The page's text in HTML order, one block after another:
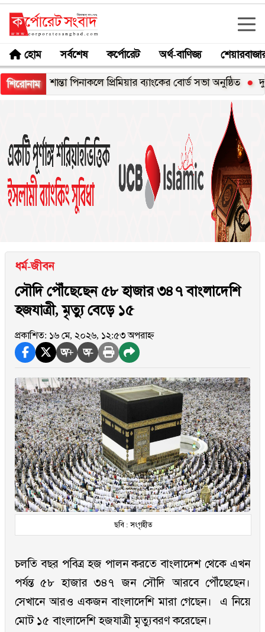
হোম সর্বশেষ কর্পোরেট অর্থ-বাণিজ্য
শিরোনাম
শান্তা পিনাকলে প্রিমিয়ার ব্যাংকের বোর্ড সভা অনুষ্ঠিত দুই-তিন
ধর্ম-জীবন
সৌদি পৌঁছেছেন ৫৮ হাজার ৩৪৭ বাংলাদেশি
হজযাত্রী, মৃত্যু বেড়ে ১৫
প্রকাশিত: ১৬ মে, ২০২৬, ১২:৫৩ অপরাহ্ন
অ+ অ-
ছবি : সংগৃহীত
চলতি বছর পবিত্র হজ পালন করতে বাংলাদেশ থেকে এখন
পর্যন্ত ৫৮ হাজার ৩৪৭ জন সৌদি আরবে পৌঁছেছেন।
সেখানে আরও একজন বাংলাদেশি মারা গেছেন। এ নিয়ে
মোট ১৫ বাংলাদেশি হজযাত্রী মৃত্যুবরণ করেছেন।